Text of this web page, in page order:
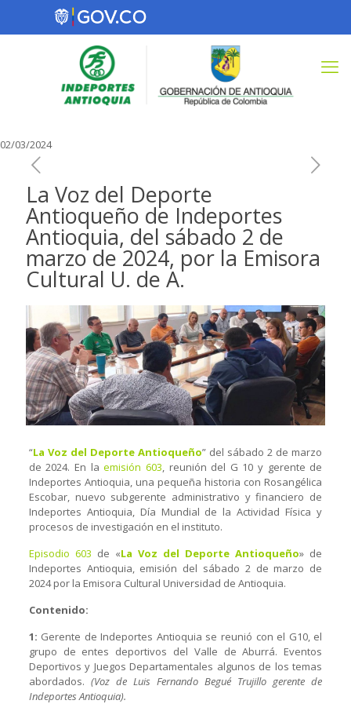
02/03/2024
La Voz del Deporte
Antioqueño de Indeportes
Antioquia, del sábado 2 de
marzo de 2024, por la Emisora
Cultural U. de A.
“La Voz del Deporte Antioqueño” del sábado 2 de marzo
de 2024. En laemisión 603, reunión del G 10 y gerente de
Indeportes Antioquia, una pequeña historia con Rosangélica
Escobar, nuevo subgerente administrativo y financiero de
Indeportes Antioquia, Día Mundial de la Actividad Física y
procesos de investigación en el instituto.
Episodio 603 de «La Voz del Deporte Antioqueño» de
Indeportes Antioquia, emisión del sábado 2 de marzo de
2024 por la Emisora Cultural Universidad de Antioquia.
Contenido:
1: Gerente de Indeportes Antioquia se reunió con el G10, el
grupo de entes deportivos del Valle de Aburrá. Eventos
Deportivos y Juegos Departamentales algunos de los temas
abordados. (Voz de Luis Fernando Begué Trujillo gerente de
Indeportes Antioquia).